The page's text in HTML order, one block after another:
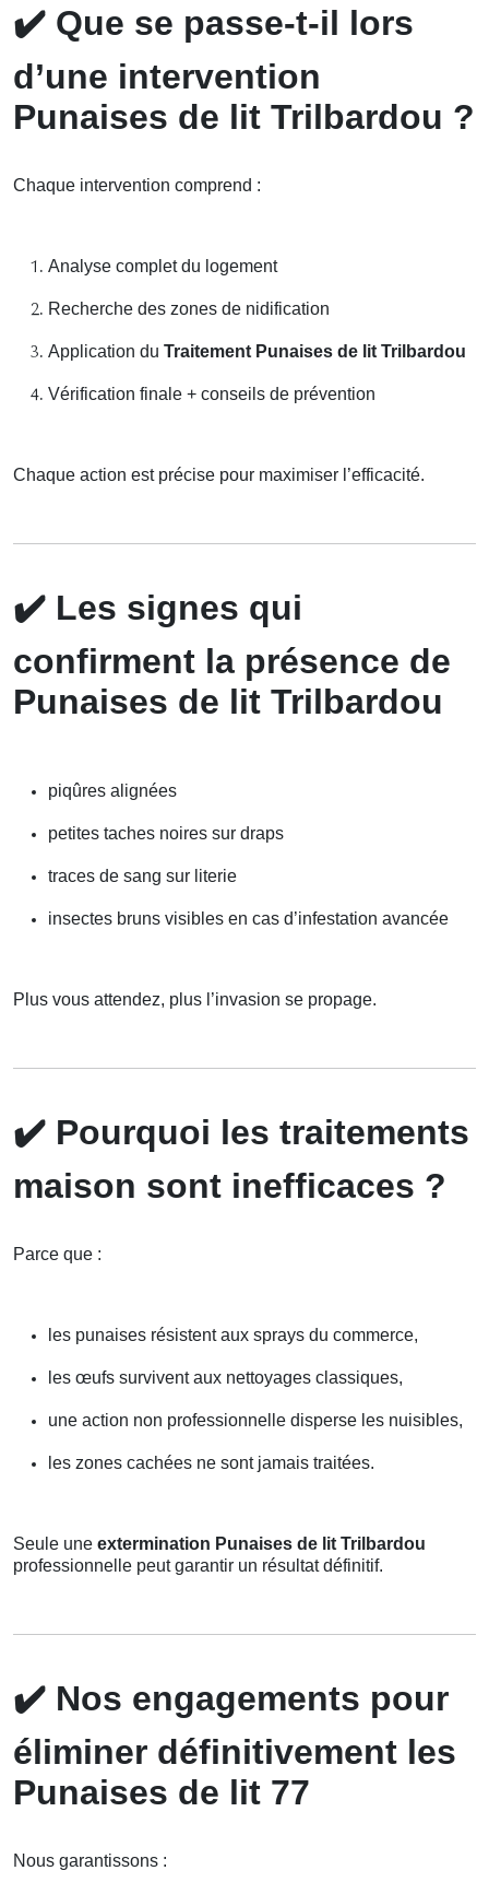
✔️ Que se passe-t-il lors
d’une intervention
Punaises de lit Trilbardou ?
Chaque intervention comprend :
Analyse complet du logement
Recherche des zones de nidification
Application du Traitement Punaises de lit Trilbardou
Vérification finale + conseils de prévention
Chaque action est précise pour maximiser l’efficacité.
✔️ Les signes qui
confirment la présence de
Punaises de lit Trilbardou
piqûres alignées
petites taches noires sur draps
traces de sang sur literie
insectes bruns visibles en cas d’infestation avancée
Plus vous attendez, plus l’invasion se propage.
✔️ Pourquoi les traitements
maison sont inefficaces ?
Parce que :
les punaises résistent aux sprays du commerce,
les œufs survivent aux nettoyages classiques,
une action non professionnelle disperse les nuisibles,
les zones cachées ne sont jamais traitées.
Seule une extermination Punaises de lit Trilbardou
professionnelle peut garantir un résultat définitif.
✔️ Nos engagements pour
éliminer définitivement les
Punaises de lit 77
Nous garantissons :